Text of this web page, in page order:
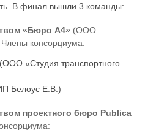
В финал вышли 3 команды:
«Бюро А4» (ООО
консорциума:
«Студия транспортного
Белоус Е.В.)
проектного бюро Publica